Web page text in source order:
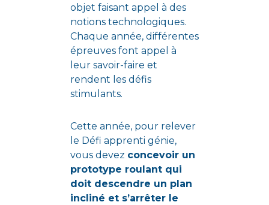
objet faisant appel à des
notions technologiques.
Chaque année, différentes
épreuves font appel à
leur savoir-faire et
rendent les défis
stimulants.
Cette année, pour relever
le Défi apprenti génie,
vous devez concevoir un
prototype roulant qui
doit descendre un plan
incliné et s’arrêter le